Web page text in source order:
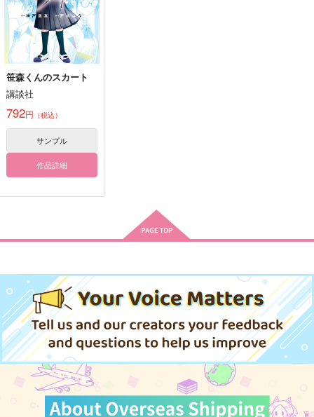
御手杵×女審神者
サンプル
FTDB
専売 1,572円（税込）
刀剣乱舞
御手杵×女審神者
サンプル
カート
専売 1,257円（税込）
刀剣乱舞
御手杵
日本号
蜻蛉切
笹森くんのスカート
講談社
792円 （税込）
サンプル
作品詳細